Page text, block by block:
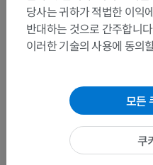
인체 해부학 2
인체 해부학 1
당사는 귀하가 적법한 이익
반대하는 것으로 간주합니
이러한 기술의 사용에 동의
모든
쿠